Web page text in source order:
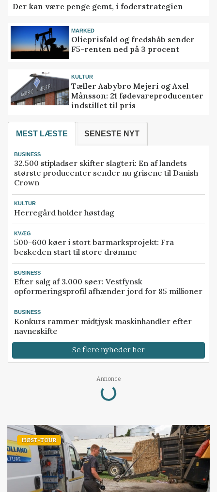
Der kan være penge gemt, i foderstrategien
MARKED
Olieprisfald og fredshåb sender
F5-renten ned på 3 procent
KULTUR
Tæller Aabybro Mejeri og Axel
Månsson: 21 fødevareproducenter
indstillet til pris
MEST LÆSTE SENESTE NYT
BUSINESS
32.500 stipladser skifter slagteri: En af landets
største producenter sender nu grisene til Danish
Crown
KULTUR
Herregård holder høstdag
KVÆG
500-600 køer i stort barmarksprojekt: Fra
beskeden start til store drømme
BUSINESS
Efter salg af 3.000 søer: Vestfynsk
opformeringsprofil afhænder jord for 85 millioner
BUSINESS
Konkurs rammer midtjysk maskinhandler efter
navneskifte
Se flere nyheder her
Annonce
Loading...
HØST-TOUR